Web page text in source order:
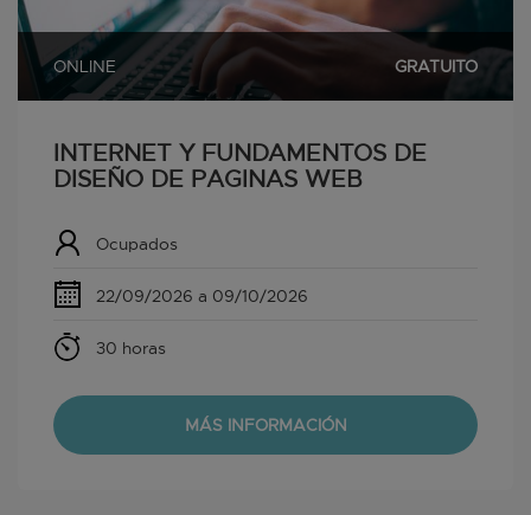
ONLINE GRATUITO
INTERNET Y FUNDAMENTOS DE
DISEÑO DE PAGINAS WEB
Ocupados
22/09/2026 a 09/10/2026
30 horas
MÁS INFORMACIÓN